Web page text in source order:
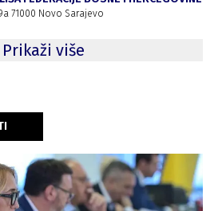
71000 Novo Sarajevo
Prikaži više